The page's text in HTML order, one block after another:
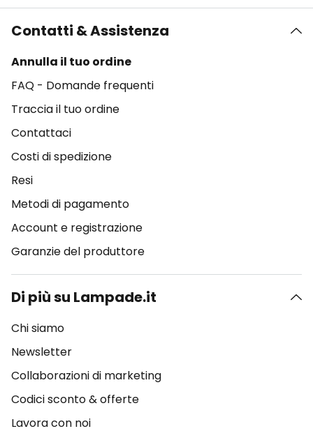
Contatti & Assistenza
Annulla il tuo ordine
FAQ - Domande frequenti
Traccia il tuo ordine
Contattaci
Costi di spedizione
Resi
Metodi di pagamento
Account e registrazione
Garanzie del produttore
Di più su Lampade.it
Chi siamo
Newsletter
Collaborazioni di marketing
Codici sconto & offerte
Lavora con noi